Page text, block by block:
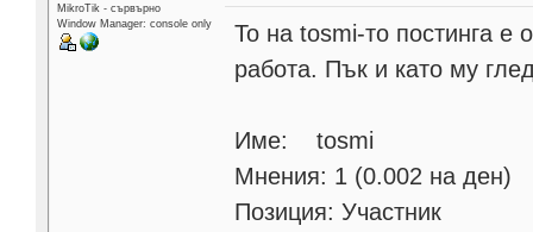
MikroTik - сървърно
Window Manager: console only
То на tosmi-то постинга е
работа. Пък и като му
Име: tosmi
Мнения: 1 (0.002 на ден)
Позиция: Участник